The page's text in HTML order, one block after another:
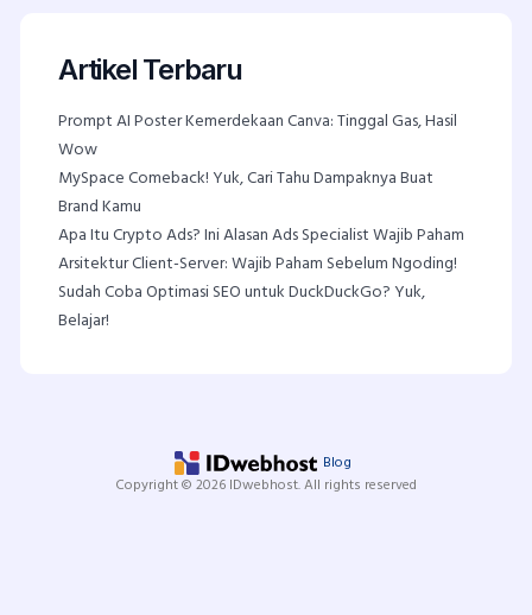
Artikel Terbaru
Prompt AI Poster Kemerdekaan Canva: Tinggal Gas, Hasil
Wow
MySpace Comeback! Yuk, Cari Tahu Dampaknya Buat
Brand Kamu
Apa Itu Crypto Ads? Ini Alasan Ads Specialist Wajib Paham
Arsitektur Client-Server: Wajib Paham Sebelum Ngoding!
Sudah Coba Optimasi SEO untuk DuckDuckGo? Yuk,
Belajar!
Blog
Copyright © 2026 IDwebhost. All rights reserved